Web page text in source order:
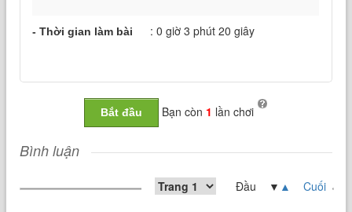
- Thời gian làm bài : 0 giờ 3 phút 20 giây
Bắt đầu Bạn còn 1 lần chơi
Bình luận
Đầu ▼ ▲ Cuối